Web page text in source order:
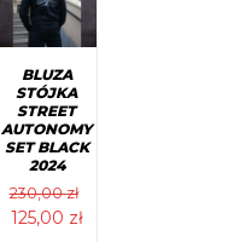
można
wybrać
na
stronie
produktu
BLUZA
STÓJKA
STREET
AUTONOMY
SET BLACK
2024
230,00zł
Pierwotna
125,00 złAktualna